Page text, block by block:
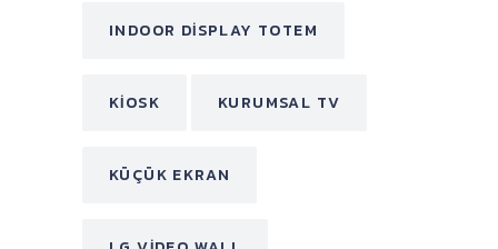
INDOOR DISPLAY TOTEM
KIOSK KURUMSAL TV
KÜÇÜK EKRAN